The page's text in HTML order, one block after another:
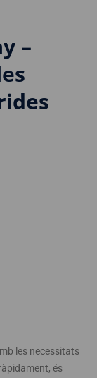
–
valor de la
les necessitats
és